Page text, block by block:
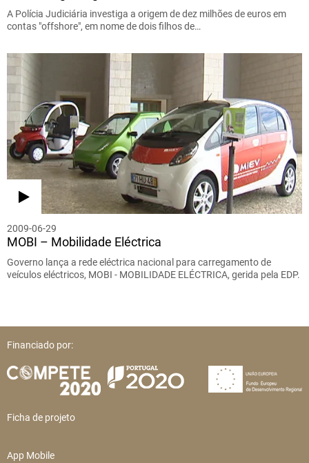
A Polícia Judiciária investiga a origem de dez milhões de euros em
contas "offshore", em nome de dois filhos de…
2009-06-29
MOBI – Mobilidade Eléctrica
Governo lança a rede eléctrica nacional para carregamento de
veículos eléctricos, MOBI - MOBILIDADE ELÉCTRICA, gerida pela EDP.
Financiado por:
Ficha de projeto
App Mobile